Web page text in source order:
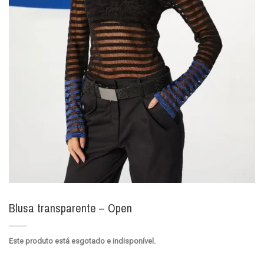
Blusa transparente – Open
Este produto está esgotado e indisponível.